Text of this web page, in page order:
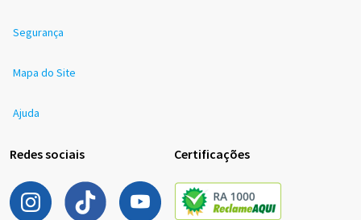
Segurança
Mapa do Site
Ajuda
Redes sociais Certificações